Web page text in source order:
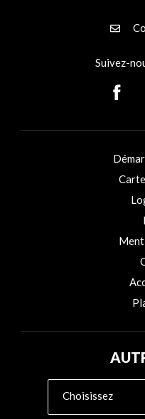
Suivez-
Choisissez